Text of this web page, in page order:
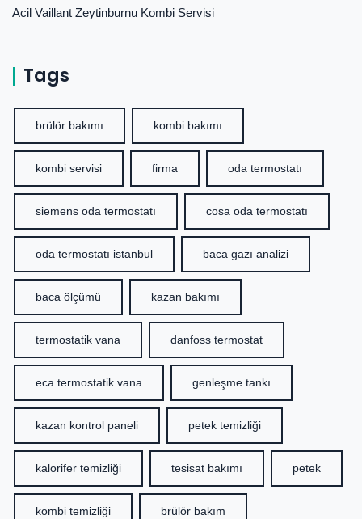
Acil Vaillant Zeytinburnu Kombi Servisi
Tags
brülör bakımı kombi bakımı
kombi servisi firma oda termostatı
siemens oda termostatı cosa oda termostatı
oda termostatı istanbul baca gazı analizi
baca ölçümü kazan bakımı
termostatik vana danfoss termostat
eca termostatik vana genleşme tankı
kazan kontrol paneli petek temizliği
kalorifer temizliği tesisat bakımı petek
kombi temizliği brülör bakım